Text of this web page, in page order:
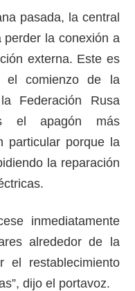
pasada, la central
la conexión a
externa. Este es
el comienzo de la
Federación Rusa
el apagón más
particular porque la
la reparación
inmediatamente
alrededor de la
el restablecimiento
dijo el portavoz.